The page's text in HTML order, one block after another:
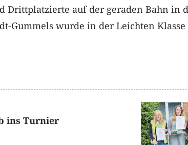
Drittplatzierte auf der geraden Bahn in
Gummels wurde in der Leichten
ins Turnier